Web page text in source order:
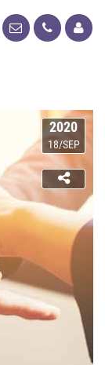
2020
18/SEP